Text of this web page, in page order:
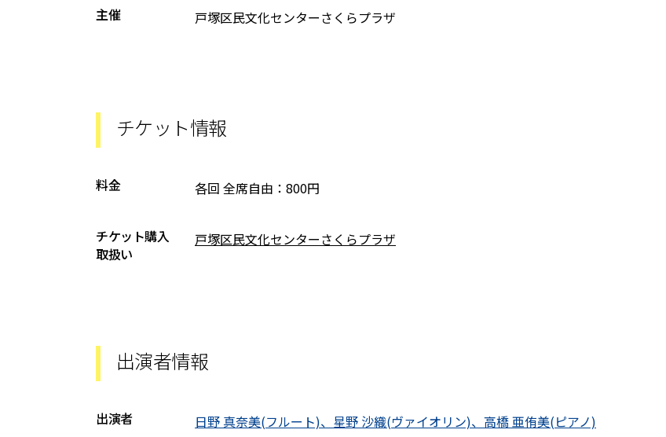
主催 戸塚区民文化センターさくらプラザ
チケット情報
料金 各回 全席自由：800円
チケット購入
取扱い
戸塚区民文化センターさくらプラザ
出演者情報
出演者 日野 真奈美(フルート)、星野 沙織(ヴァイオリン)、高橋 亜侑美(ピアノ)